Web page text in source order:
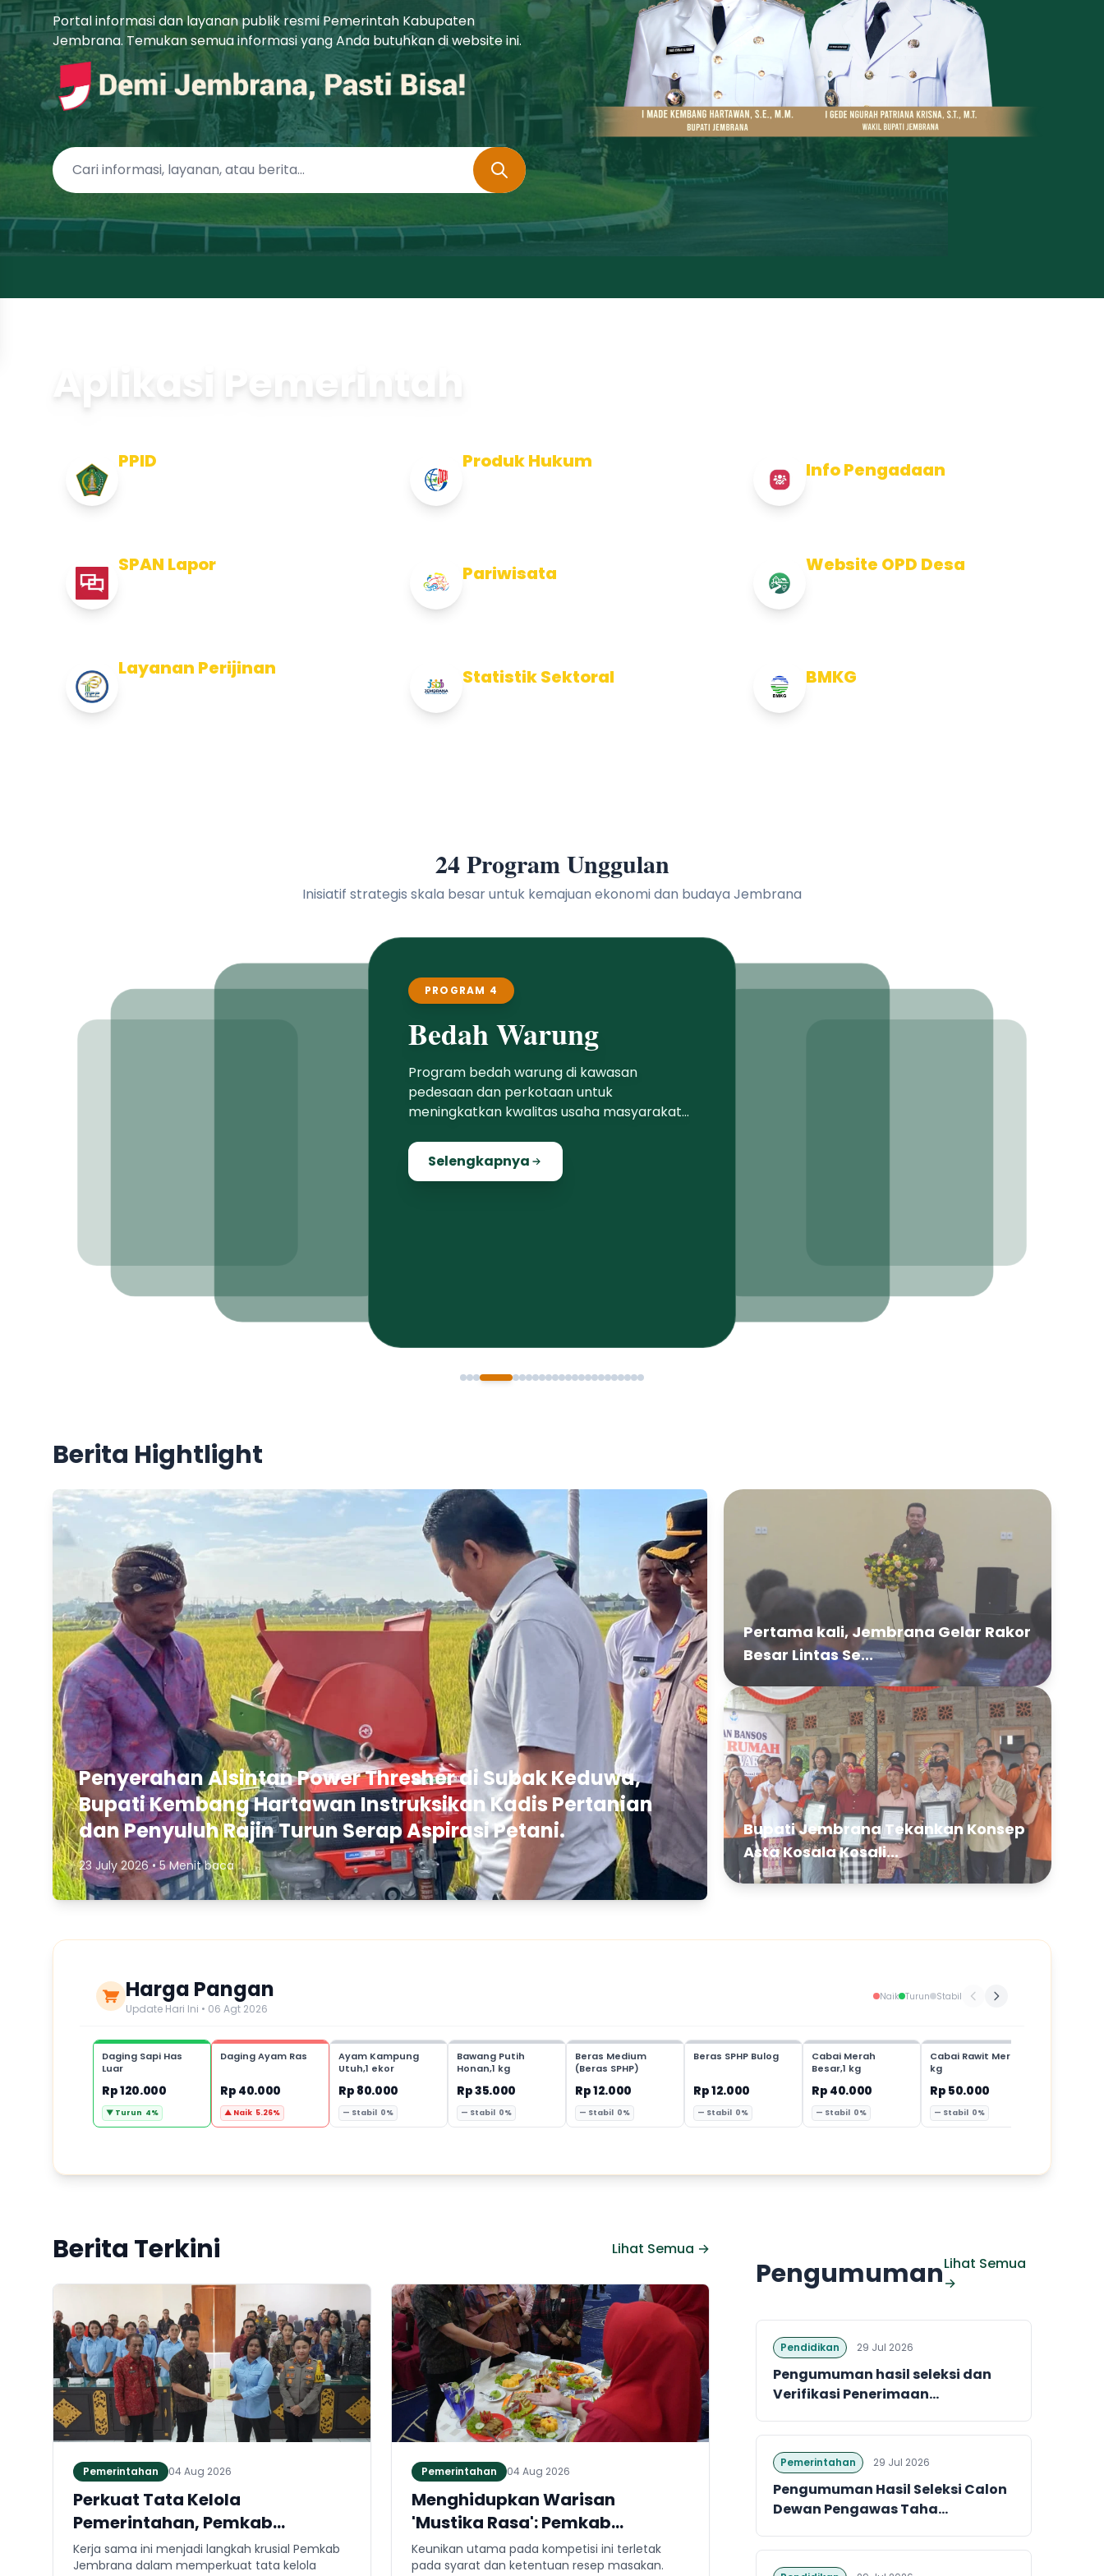
Portal informasi dan layanan publik resmi Pemerintah Kabupaten
Jembrana. Temukan semua informasi yang Anda butuhkan di website ini.
Aplikasi Pemerintah
PPID Produk Hukum Info Pengadaan
SPAN Lapor Pariwisata Website OPD Desa
Layanan Perijinan Statistik Sektoral BMKG
24 Program Unggulan
Inisiatif strategis skala besar untuk kemajuan ekonomi dan budaya Jembrana
PROGRAM 4
Bedah Warung
Program bedah warung di kawasan
pedesaan dan perkotaan untuk
meningkatkan kwalitas usaha masyarakat
Selengkapnya
Berita Hightlight
Penyerahan Alsintan Power Thresher di Subak Keduwa,
Bupati Kembang Hartawan Instruksikan Kadis Pertanian
dan Penyuluh Rajin Turun Serap Aspirasi Petani.
23 July 2026 • 5 Menit baca
Pertama kali, Jembrana Gelar Rakor
Besar Lintas Se...
Bupati Jembrana Tekankan Konsep
Asta Kosala Kosali...
Harga Pangan
Update Hari Ini • 06 Agt 2026
Naik Turun Stabil
Daging Sapi Has
Luar
Rp 120.000
▼ Turun 4%
Daging Ayam Ras
Rp 40.000
▲ Naik 5.26%
Ayam Kampung
Utuh,1 ekor
Rp 80.000
— Stabil 0%
Bawang Putih
Honan,1 kg
Rp 35.000
— Stabil 0%
Beras Medium
(Beras SPHP)
Rp 12.000
— Stabil 0%
Beras SPHP Bulog
Rp 12.000
— Stabil 0%
Cabai Merah
Besar,1 kg
Rp 40.000
— Stabil 0%
Cabai Rawit Merah,1
kg
Rp 50.000
— Stabil 0%
Berita Terkini Lihat Semua →
Pemerintahan 04 Aug 2026
Perkuat Tata Kelola
Pemerintahan, Pemkab
Jembrana dan Kejari Jembrana
Sepakati Kerja Sama Hukum
Kerja sama ini menjadi langkah krusial Pemkab
Jembrana dalam memperkuat tata kelola
Pemerintahan 04 Aug 2026
Menghidupkan Warisan
'Mustika Rasa': Pemkab
Jembrana Gali Keteladanan
Bung Karno Lewat Lomba Cipta
Keunikan utama pada kompetisi ini terletak
pada syarat dan ketentuan resep masakan.
PengumumanLihat Semua
→
Pendidikan 29 Jul 2026
Pengumuman hasil seleksi dan
Verifikasi Penerimaan...
Pemerintahan 29 Jul 2026
Pengumuman Hasil Seleksi Calon
Dewan Pengawas Taha...